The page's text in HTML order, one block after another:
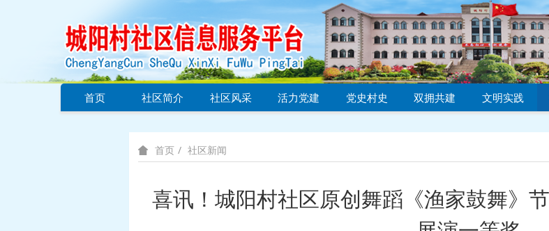
首页 社区简介 社区风采 活力党建 党史村史 双拥共建 文明实践
首页 社区新闻
喜讯！城阳村社区原创舞蹈《渔家鼓舞》